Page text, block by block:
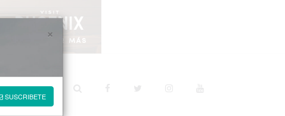
DESTINOS
×
SUSCRIBETE